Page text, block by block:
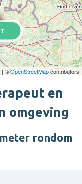
| ©OpenStreetMapcontributors
en
omgeving
rondom